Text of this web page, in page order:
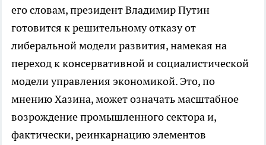
его словам, президент Владимир Путин
готовится к решительному отказу от
либеральной модели развития, намекая на
переход к консервативной и социалистической
модели управления экономикой. Это, по
мнению Хазина, может означать масштабное
возрождение промышленного сектора и,
фактически, реинкарнацию элементов